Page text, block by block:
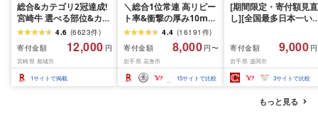
総合&カテゴリ2冠達成!
宮崎牛 選べる部位&カッ
ト (赤身&霜降り)or(赤身
のみ) 500g 1kg 2kg[発
送時期が選べる] 牛肉 焼
肉 すき焼き しゃぶしゃ
ぶ ステーキ ギフト お中
4.6 (6623件)
寄付金額
12,000 円
宮崎県 都城市
1サイトで掲載
＼総合1位常連 高リピー
ト率&衝撃の厚み10mm
厚切り牛タン 塩味/ ≪ス
ピード発送!!10営業日以
内発送≫ 選べる内容量
500g / 1kg 定期便 毎月
届く 牛肉 肉 BBQ ふるさ
と 人気 ランキング 岩手
4.4 (16191 件)
寄付金額
8,000 円〜
岩手県 花巻市
15サイトで比較
[期間限定・寄付額見直
し][全国最多日本一い
1.5kg(150g×10個) い
て牛 × 岩中豚 ハンバー
グ 合挽き 合い挽き 黒
和牛 人気 冷凍 個包装
分け 冷凍 牛肉 豚肉 和
ビーフ ポーク はんば
ぐ 挽肉 お肉 ミンチ 肉
寄付金額 9,000
岩手県 盛岡市
3サイトで比較
もっと見る